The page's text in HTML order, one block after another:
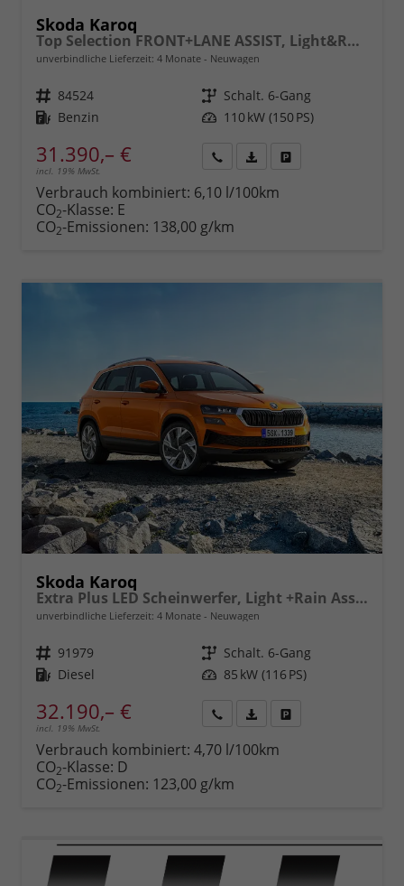
Skoda Karoq
Top Selection FRONT+LANE ASSIST, Light&Rain FULL LED, KESSY, 8" Entertainment, virtuelles Cockpit, Climatronic, Parksensoren, Sitzhzg., 17" ALU uvm.
unverbindliche Lieferzeit: 4 Monate Neuwagen
Fahrzeugnr. 84524 Getriebe Schalt. 6-Gang
Kraftstoff Benzin Leistung 110 kW (150 PS)
31.390,– €
incl. 19% MwSt.
anfordern
Datei,
Verbrauch kombiniert: 6,10 l/100km
CO2-Klasse: E
CO2-Emissionen: 138,00 g/km
Skoda Karoq
Extra Plus LED Scheinwerfer, Light +Rain Assist, Front + Lane 8" Entertainment, ESP mit ABS, MSR, ASR, EDS, HBA, DSR, RBS, MKB,Climatronic, Parksensoren, Sitzhzg., 17" ALU uvm.
unverbindliche Lieferzeit: 4 Monate Neuwagen
Fahrzeugnr. 91979 Getriebe Schalt. 6-Gang
Kraftstoff Diesel Leistung 85 kW (116 PS)
32.190,– €
incl. 19% MwSt.
anfordern
Datei,
Verbrauch kombiniert: 4,70 l/100km
CO2-Klasse: D
CO2-Emissionen: 123,00 g/km